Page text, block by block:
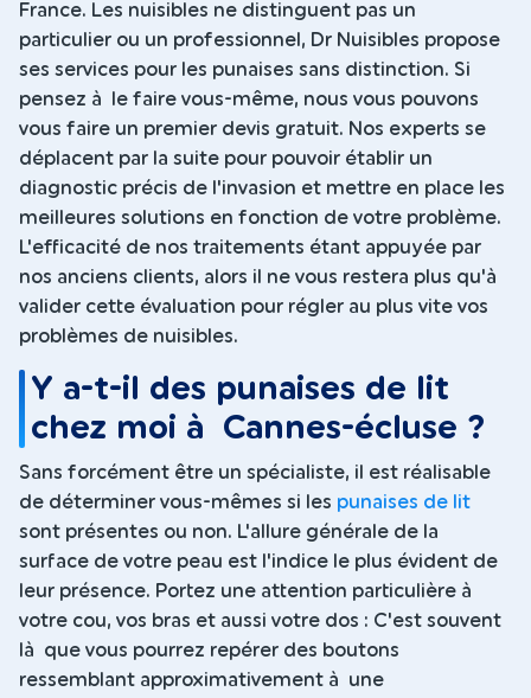
France. Les nuisibles ne distinguent pas un
particulier ou un professionnel, Dr Nuisibles propose
ses services pour les punaises sans distinction. Si
pensez à le faire vous-même, nous vous pouvons
vous faire un premier devis gratuit. Nos experts se
déplacent par la suite pour pouvoir établir un
diagnostic précis de l'invasion et mettre en place les
meilleures solutions en fonction de votre problème.
L'efficacité de nos traitements étant appuyée par
nos anciens clients, alors il ne vous restera plus qu'à
valider cette évaluation pour régler au plus vite vos
problèmes de nuisibles.
Y a-t-il des punaises de lit
chez moi à Cannes-écluse ?
Sans forcément être un spécialiste, il est réalisable
de déterminer vous-mêmes si les punaises de lit
sont présentes ou non. L'allure générale de la
surface de votre peau est l'indice le plus évident de
leur présence. Portez une attention particulière à
votre cou, vos bras et aussi votre dos : C'est souvent
là que vous pourrez repérer des boutons
ressemblant approximativement à une